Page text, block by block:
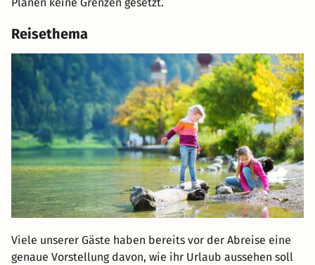
Reisethema
Viele unserer Gäste haben bereits vor der Abreise eine
genaue Vorstellung davon, wie ihr Urlaub aussehen soll